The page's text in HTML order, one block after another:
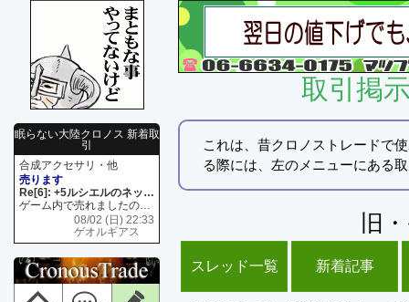
眠らない大陸クロノス 新着取
引
合成アクセサリ・他
売ります
Re[6]: +5ルシエルのネックレス
ゲーム内で売れましたので 在庫がネク1 リング4 となります リングのお値段は80G といたします
08/02 (日) 22:33
ゲオルギアス
取引掲
これは、昔クロノストレードで
る際には、左のメニューにある
旧
スレッド一覧 新着記事